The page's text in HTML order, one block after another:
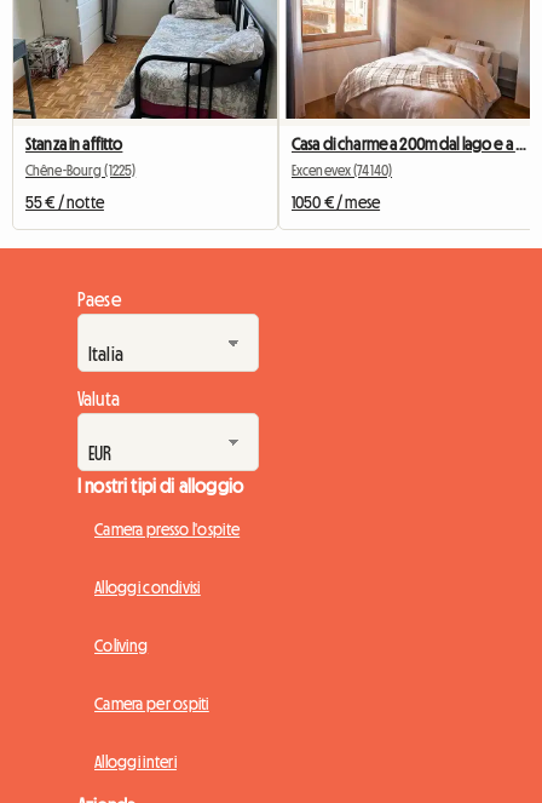
Stanza in affitto
Chêne-Bourg (1225)
55 € / notte
Excenevex (74140)
1050 € / mese
Paese
Valuta
I nostri tipi di alloggio
Camera presso l'ospite
Alloggi condivisi
Coliving
Camera per ospiti
Alloggi interi